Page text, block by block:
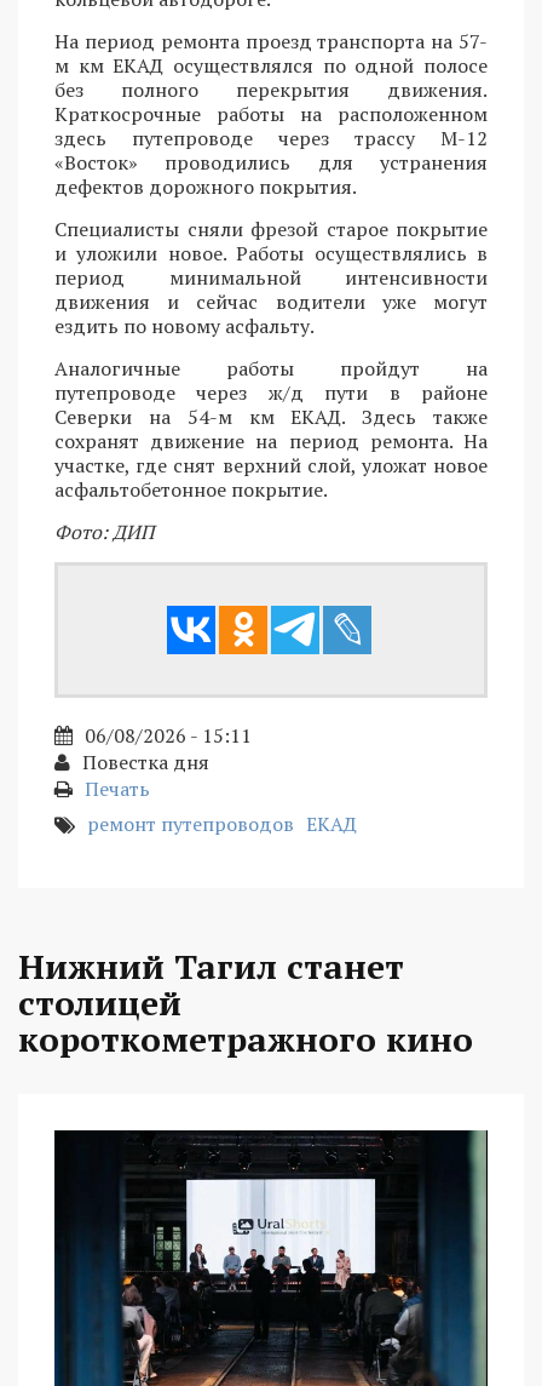
На период ремонта проезд транспорта на 57-
м км ЕКАД осуществлялся по одной полосе
без полного перекрытия движения.
Краткосрочные работы на расположенном
здесь путепроводе через трассу М-12
«Восток» проводились для устранения
дефектов дорожного покрытия.
Специалисты сняли фрезой старое покрытие
и уложили новое. Работы осуществлялись в
период минимальной интенсивности
движения и сейчас водители уже могут
ездить по новому асфальту.
Аналогичные работы пройдут на
путепроводе через ж/д пути в районе
Северки на 54-м км ЕКАД. Здесь также
сохранят движение на период ремонта. На
участке, где снят верхний слой, уложат новое
асфальтобетонное покрытие.
Фото: ДИП
06/08/2026 - 15:11
Повестка дня
Печать
ремонт путепроводов ЕКАД
Нижний Тагил станет
столицей
короткометражного кино